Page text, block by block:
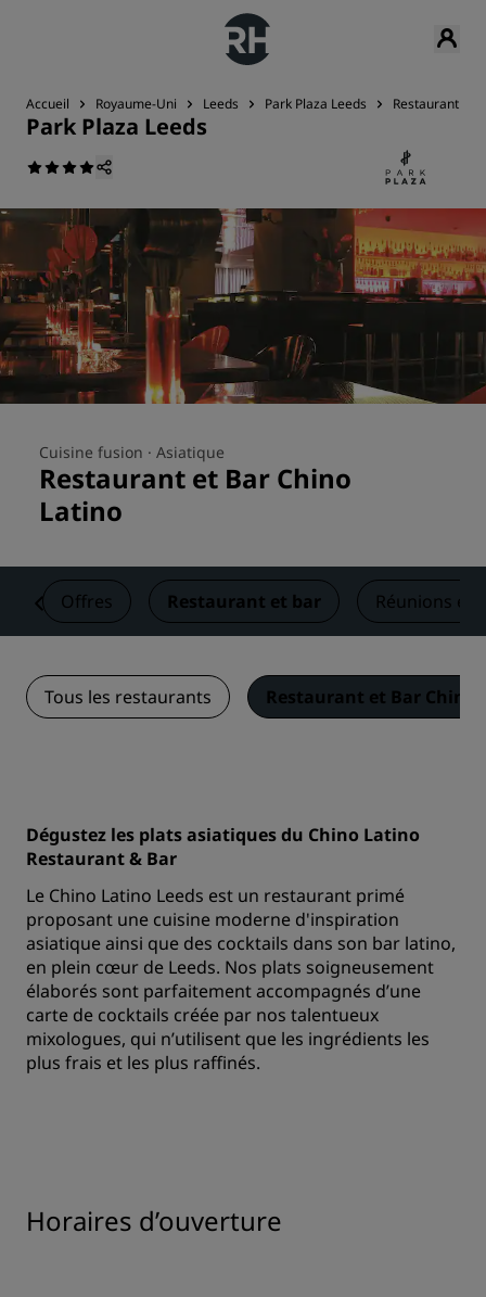
Accueil Royaume-Uni Leeds Park Plaza Leeds Restaurant et
Park Plaza Leeds
Cuisine fusion · Asiatique
Restaurant et Bar Chino
Latino
Offres Restaurant et bar Réunions et
Tous les restaurants Restaurant et Bar Chino
Dégustez les plats asiatiques du Chino Latino
Restaurant & Bar
Le Chino Latino Leeds est un restaurant primé
proposant une cuisine moderne d'inspiration
asiatique ainsi que des cocktails dans son bar latino,
en plein cœur de Leeds. Nos plats soigneusement
élaborés sont parfaitement accompagnés d’une
carte de cocktails créée par nos talentueux
mixologues, qui n’utilisent que les ingrédients les
plus frais et les plus raffinés.
Horaires d’ouverture